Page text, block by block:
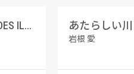
GALERIE CONTEMPORAINE DES ILLUSTRATIONS FRANCAISES 8 エクトール・マロ
岩根 愛